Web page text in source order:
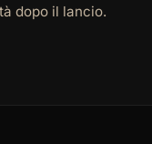
dopo il lancio.